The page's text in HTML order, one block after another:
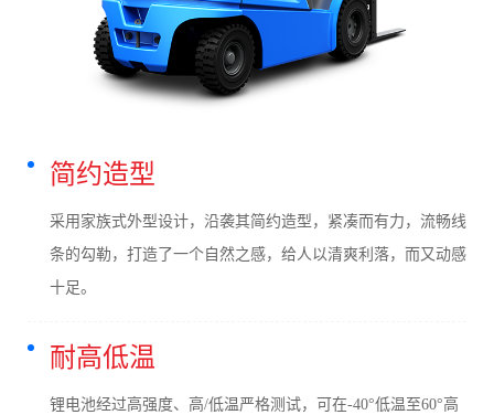
简约造型
采用家族式外型设计，沿袭其简约造型，紧凑而有力，流畅线
条的勾勒，打造了一个自然之感，给人以清爽利落，而又动感
十足。
耐高低温
锂电池经过高强度、高/低温严格测试，可在-40°低温至60°高